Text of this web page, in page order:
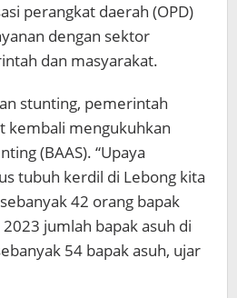
perangkat daerah (OPD)
dengan sektor
dan masyarakat.
stunting, pemerintah
kembali mengukuhkan
(BAAS). “Upaya
tubuh kerdil di Lebong kita
42 orang bapak
2023 jumlah bapak asuh di
54 bapak asuh, ujar